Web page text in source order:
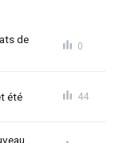
de
0
été 44